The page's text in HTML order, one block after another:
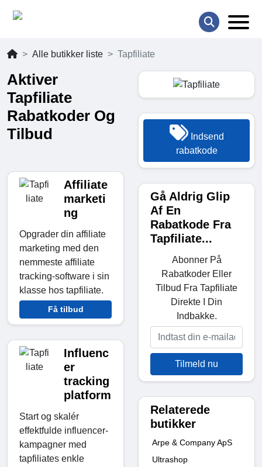
Alle butikker liste Tapfiliate
Aktiver
Tapfiliate
Rabatkoder Og
Tilbud
Affiliate
marketi
ng
Opgrader din affiliate
marketing med den
nemmeste affiliate
tracking-software i sin
klasse hos tapfiliate.
Få tilbud
Influenc
er
tracking
platform
Start og skalér
effektfulde influencer-
kampagner med
tapfiliates enkle
Indsend
rabatkode
Gå Aldrig Glip
Af En
Rabatkode Fra
Tapfiliate...
Abonner På
Rabatkoder Eller
Tilbud Fra Tapfiliate
Direkte I Din
Indbakke.
Tilmeld nu
Relaterede
butikker
Arpe & Company ApS
Ultrashop